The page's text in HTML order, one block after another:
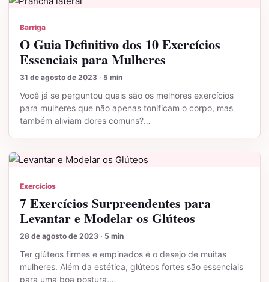
Barriga
O Guia Definitivo dos 10 Exercícios
Essenciais para Mulheres
31 de agosto de 2023 · 5 min
Você já se perguntou quais são os melhores exercícios
para mulheres que não apenas tonificam o corpo, mas
também aliviam dores comuns?…
Exercícios
7 Exercícios Surpreendentes para
Levantar e Modelar os Glúteos
28 de agosto de 2023 · 5 min
Ter glúteos firmes e empinados é o desejo de muitas
mulheres. Além da estética, glúteos fortes são essenciais
para uma boa postura,…